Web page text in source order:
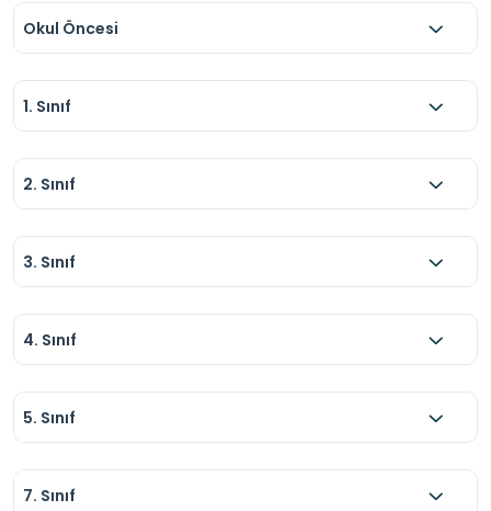
Okul Öncesi
1. Sınıf
2. Sınıf
3. Sınıf
4. Sınıf
5. Sınıf
7. Sınıf